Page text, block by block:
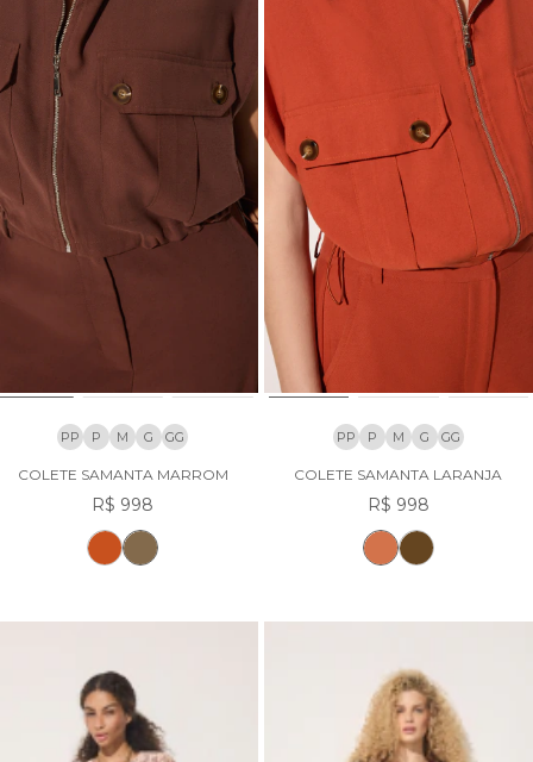
PP P M G GG
COLETE SAMANTA MARROM
R$ 998
PP P M G GG
COLETE SAMANTA LARANJA
R$ 998